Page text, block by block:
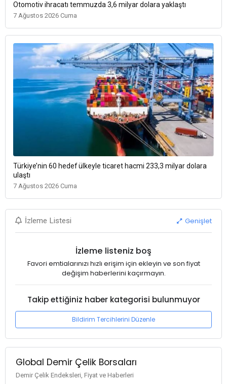
Otomotiv ihracatı temmuzda 3,6 milyar dolara yaklaştı
7 Ağustos 2026 Cuma
Türkiye’nin 60 hedef ülkeyle ticaret hacmi 233,3 milyar dolara
ulaştı
7 Ağustos 2026 Cuma
İzleme Listesi Genişlet
İzleme listeniz boş
Favori emtialarınızı hızlı erişim için ekleyin ve son fiyat
değişim haberlerini kaçırmayın.
Takip ettiğiniz haber kategorisi bulunmuyor
Bildirim Tercihlerini Düzenle
Global Demir Çelik Borsaları
Demir Çelik Endeksleri, Fiyat ve Haberleri